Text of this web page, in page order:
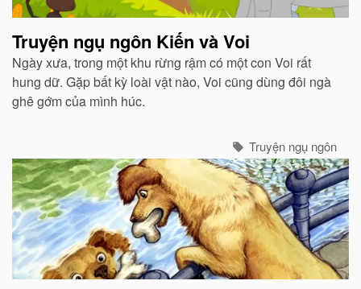
Truyện ngụ ngôn Kiến và Voi
Ngày xưa, trong một khu rừng rậm có một con Voi rất
hung dữ. Gặp bất kỳ loài vật nào, Voi cũng dùng đôi ngà
ghê gớm của mình húc.
Truyện ngụ ngôn